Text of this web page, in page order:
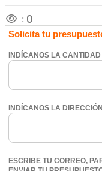
: 0
Solicita tu
INDÍCANOS LA
INDÍCANOS LA
ESCRIBE TU CORREO,